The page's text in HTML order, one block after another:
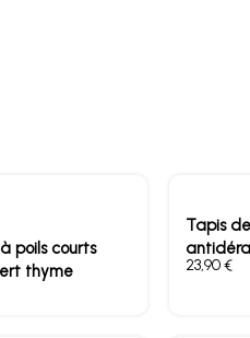
poils courts
thyme
Tapis
€